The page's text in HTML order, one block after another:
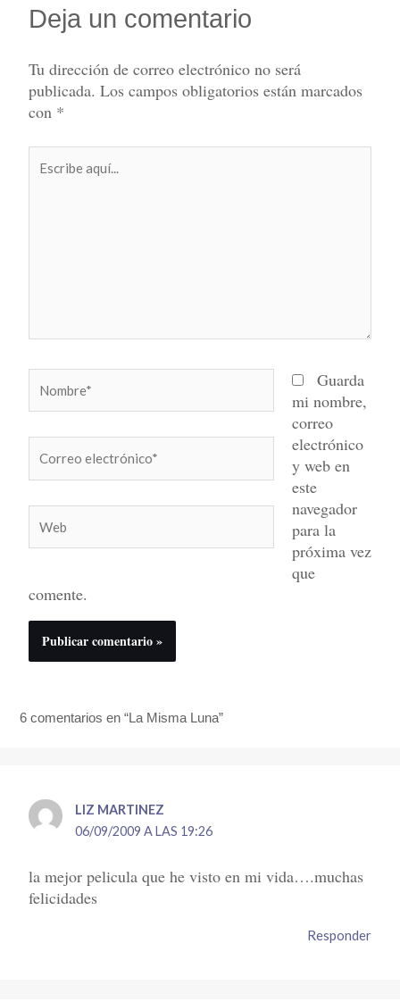
Deja un comentario
Tu dirección de correo electrónico no será
publicada. Los campos obligatorios están marcados
con *
aquí...
electrónico*
Guarda
mi nombre,
correo
electrónico
y web en
este
navegador
para la
próxima vez
que
comente.
6 comentarios en “La Misma Luna”
LIZ MARTINEZ
06/09/2009 A LAS 19:26
la mejor pelicula que he visto en mi vida….muchas
felicidades
Responder